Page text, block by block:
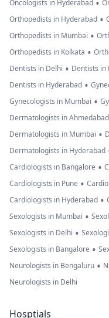
Oncologists in Hyderabad •
Orthopedists in Hyderabad •
Orthopedists in Mumbai •
Orthopedists in Kolkata •
Dentists in Delhi • Dentists in
Dentists in Hyderabad •
Gynecologists in Mumbai •
Dermatologists in Ahmedabad
Dermatologists in Mumbai •
Dermatologists in Hyderabad
Cardiologists in Bangalore •
Cardiologists in Pune •
Cardiologists in Hyderabad •
Sexologists in Mumbai •
Sexologists in Delhi •
Sexologists in Bangalore •
Neurologists in Bengaluru •
Neurologists in Delhi
Hosptials